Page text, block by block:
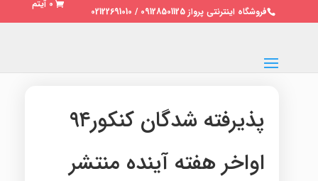
فروشگاه اینترنتی پرواز 09128501125 / 02122691010
0 آیتم
پذیرفته شدگان کنکور۹۴
اواخر هفته آینده منتشر